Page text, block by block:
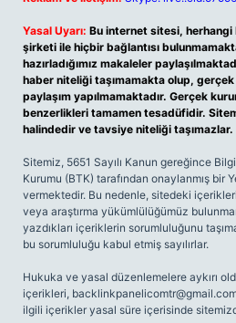
Yasal Uyarı: Bu internet sitesi, herhangi
şirketi ile hiçbir bağlantısı
hazırladığımız makaleler
haber niteliği taşımamakta olup,
paylaşım yapılmamaktadır. Gerçek
benzerlikleri tamamen tesadüfidir.
halindedir ve tavsiye niteliği taşımazlar.
Sitemiz, 5651 Sayılı Kanun gereğince
Kurumu (BTK) tarafından onaylanmış bir
vermektedir. Bu nedenle, sitedeki
veya araştırma yükümlülüğümüz
yazdıkları içeriklerin sorumluluğunu
bu sorumluluğu kabul etmiş sayılırlar.
Hukuka ve yasal düzenlemelere aykırı
içerikleri,
ilgili içerikler yasal süre içerisinde